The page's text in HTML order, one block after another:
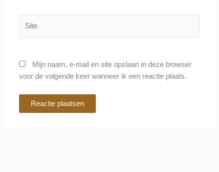
Mijn naam, e-mail en site opslaan in deze browser
voor de volgende keer wanneer ik een reactie plaats.